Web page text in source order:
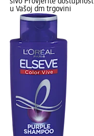
u Vašoj dm trgovini